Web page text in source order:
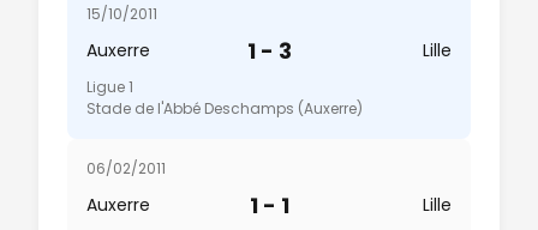
15/10/2011
Auxerre 1 - 3 Lille
Ligue 1
Stade de l'Abbé Deschamps (Auxerre)
06/02/2011
Auxerre 1 - 1 Lille